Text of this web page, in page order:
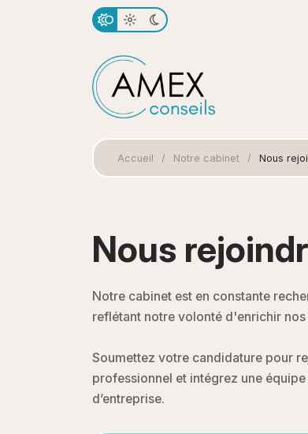
Accueil / Notre cabinet / Nous
Nous
Notre cabinet est en constante
reflétant notre volonté d'enrichir
Soumettez votre candidature pour
professionnel et intégrez une
d’entreprise.